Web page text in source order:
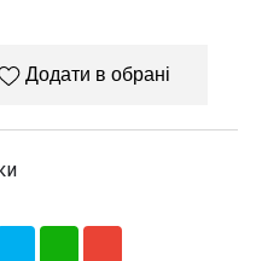
Додати в обрані
SkypeWhatsApp